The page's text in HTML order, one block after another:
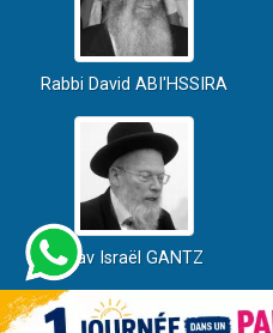
Rabbi David ABI'HSSIRA
Rav Israël GANTZ